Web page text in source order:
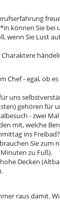
können Sie bei
wenn Sie Lust
Chef - egal, ob
uns
gehören für
- zwei
mit, welche
ins
Sie zum
zu Fuß).
Decken
raus damit.